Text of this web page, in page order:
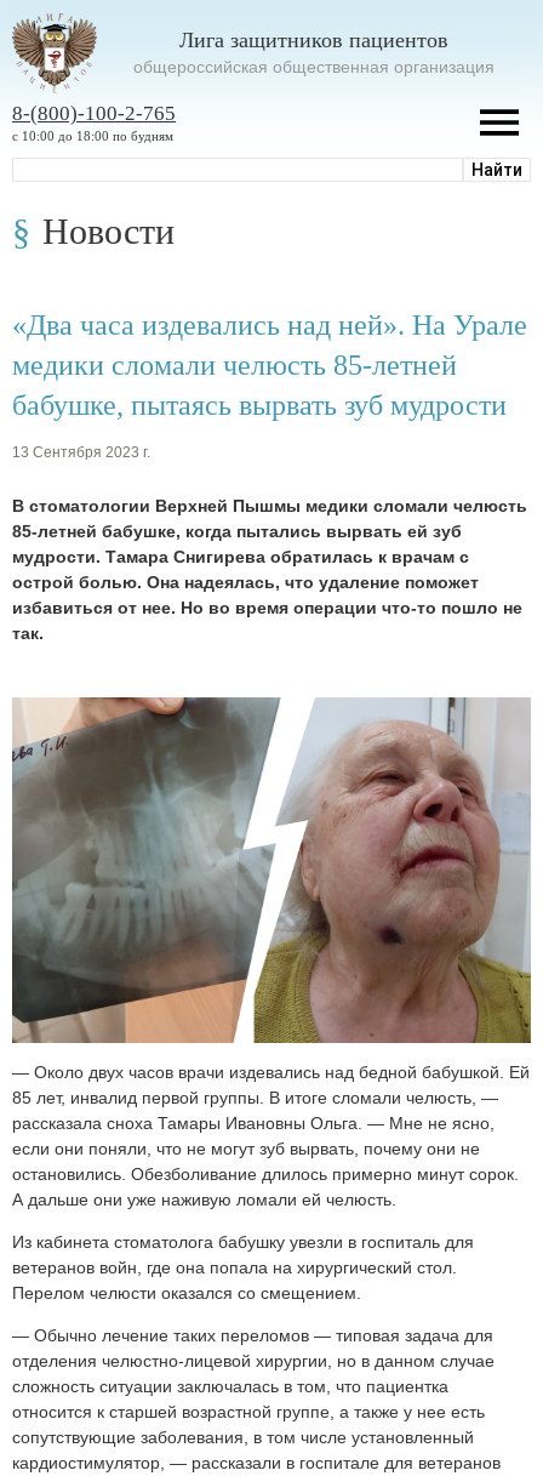
Лига защитников пациентов
oбщероссийская общественная организация
8-(800)-100-2-765
с 10:00 до 18:00 по будням
Новости
«Два часа издевались над ней». На Урале
медики сломали челюсть 85-летней
бабушке, пытаясь вырвать зуб мудрости
13 Сентября 2023 г.
В стоматологии Верхней Пышмы медики сломали челюсть
85-летней бабушке, когда пытались вырвать ей зуб
мудрости. Тамара Снигирева обратилась к врачам с
острой болью. Она надеялась, что удаление поможет
избавиться от нее. Но во время операции что-то пошло не
так.
— Около двух часов врачи издевались над бедной бабушкой. Ей
85 лет, инвалид первой группы. В итоге сломали челюсть, —
рассказала сноха Тамары Ивановны Ольга. — Мне не ясно,
если они поняли, что не могут зуб вырвать, почему они не
остановились. Обезболивание длилось примерно минут сорок.
А дальше они уже наживую ломали ей челюсть.
Из кабинета стоматолога бабушку увезли в госпиталь для
ветеранов войн, где она попала на хирургический стол.
Перелом челюсти оказался со смещением.
— Обычно лечение таких переломов — типовая задача для
отделения челюстно-лицевой хирургии, но в данном случае
сложность ситуации заключалась в том, что пациентка
относится к старшей возрастной группе, а также у нее есть
сопутствующие заболевания, в том числе установленный
кардиостимулятор, — рассказали в госпитале для ветеранов